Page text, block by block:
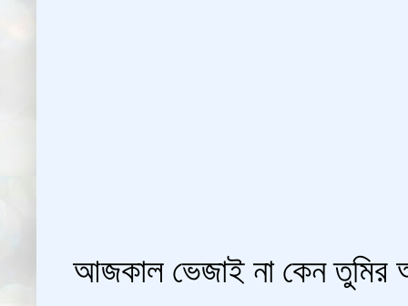
আজকাল ভেজাই না কেন তুমির